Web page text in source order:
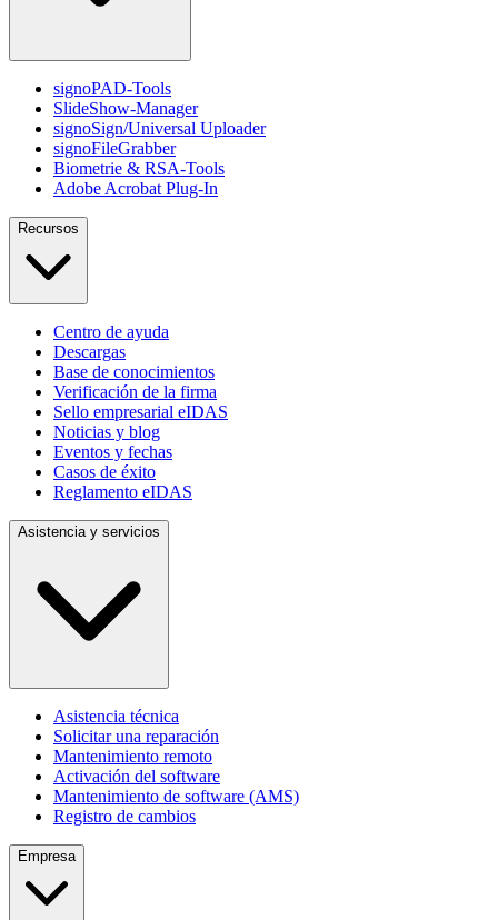
signoPAD-Tools
SlideShow-Manager
signoSign/Universal Uploader
signoFileGrabber
Biometrie & RSA-Tools
Adobe Acrobat Plug-In
Recursos
Centro de ayuda
Descargas
Base de conocimientos
Verificación de la firma
Sello empresarial eIDAS
Noticias y blog
Eventos y fechas
Casos de éxito
Reglamento eIDAS
Asistencia y servicios
Asistencia técnica
Solicitar una reparación
Mantenimiento remoto
Activación del software
Mantenimiento de software (AMS)
Registro de cambios
Empresa